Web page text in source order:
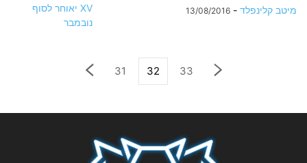
מיטב קלינפלד -
13/08/2016
31 32 33